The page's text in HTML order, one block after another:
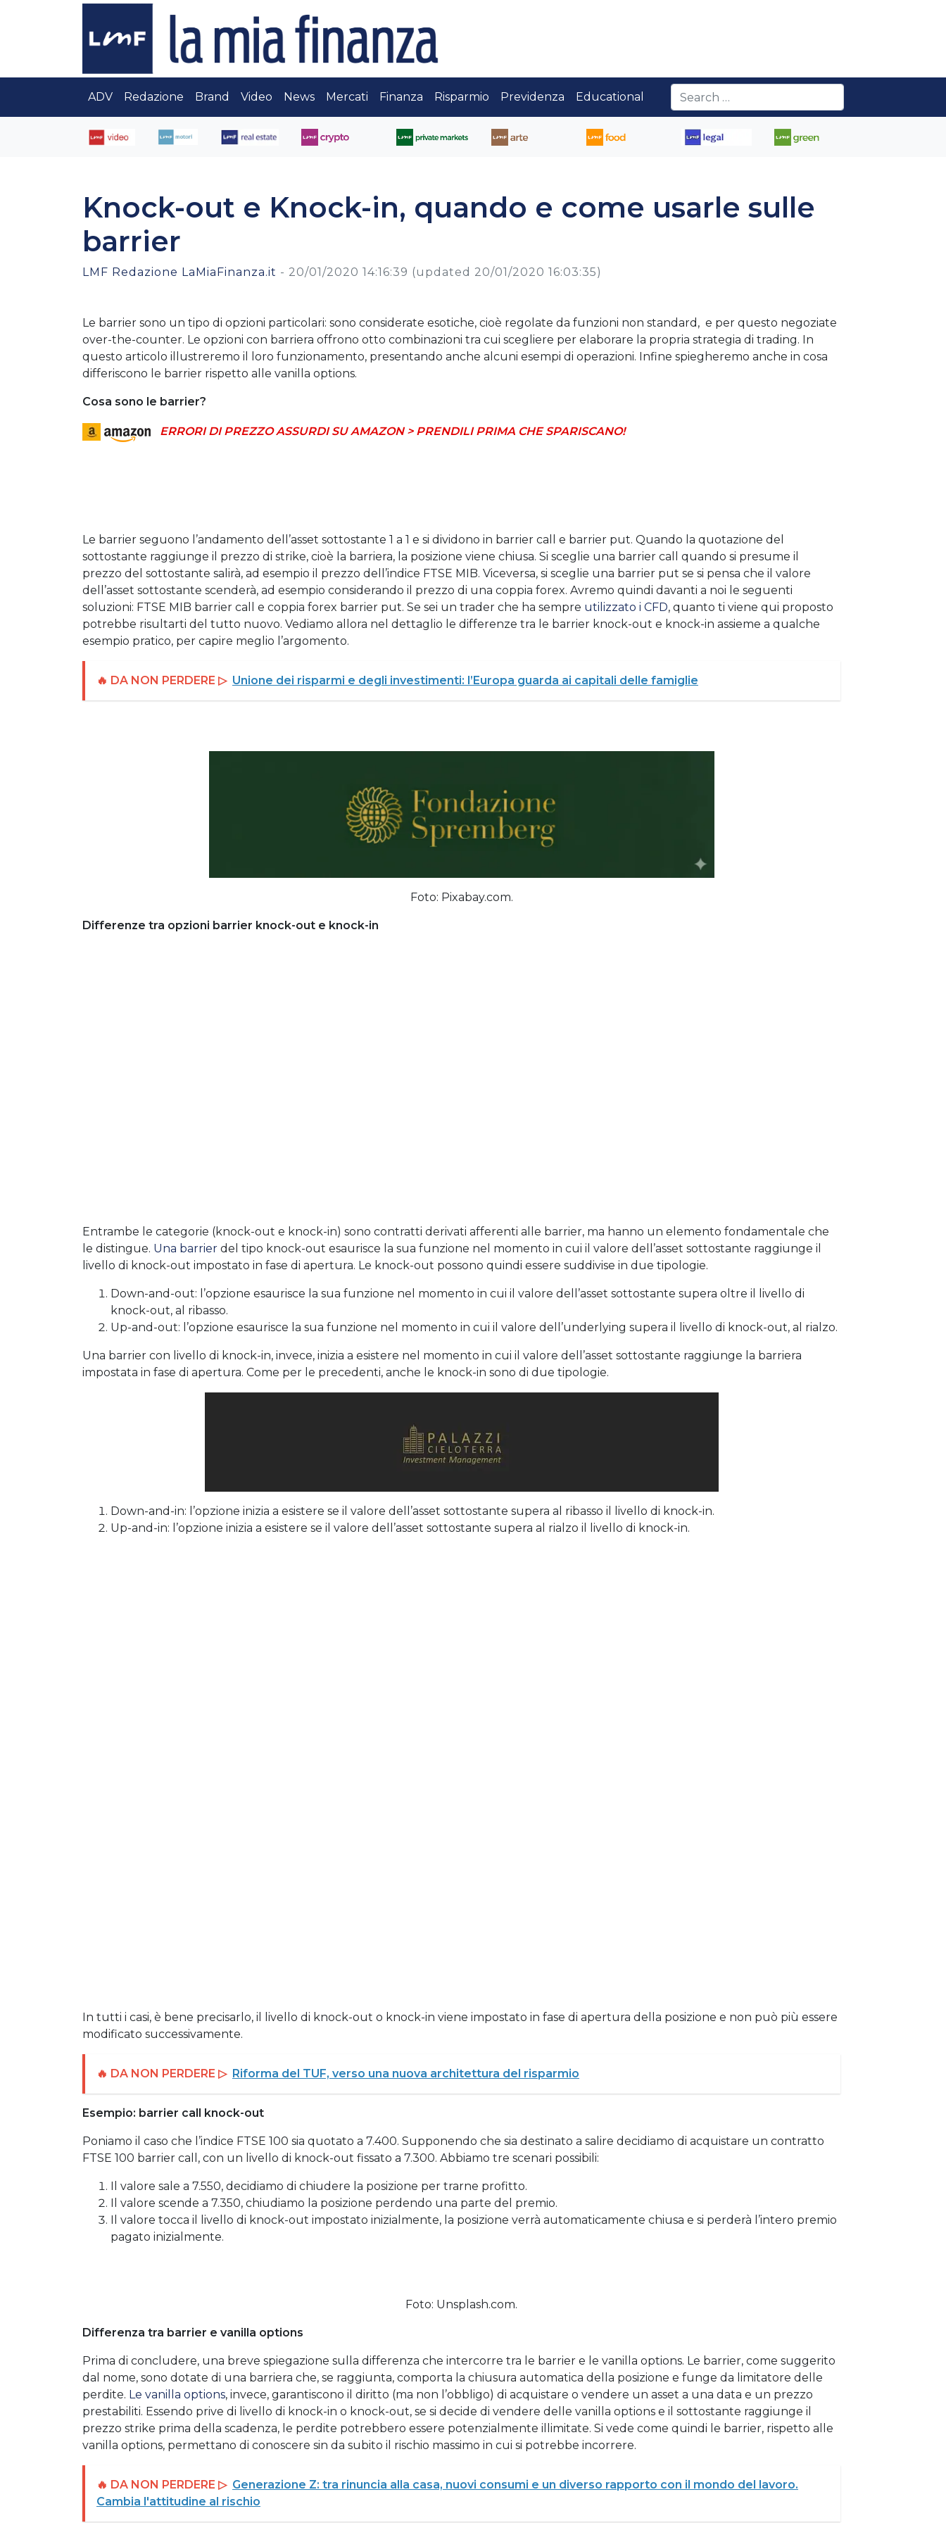
ADV Redazione Brand Video News Mercati Finanza Risparmio Previdenza Educational
Knock-out e Knock-in, quando e come usarle sulle
barrier
LMF Redazione LaMiaFinanza.it - 20/01/2020 14:16:39 (updated 20/01/2020 16:03:35)
Le barrier sono un tipo di opzioni particolari: sono considerate esotiche, cioè regolate da funzioni non standard, e per questo negoziate
over-the-counter. Le opzioni con barriera offrono otto combinazioni tra cui scegliere per elaborare la propria strategia di trading. In
questo articolo illustreremo il loro funzionamento, presentando anche alcuni esempi di operazioni. Infine spiegheremo anche in cosa
differiscono le barrier rispetto alle vanilla options.
Cosa sono le barrier?
ERRORI DI PREZZO ASSURDI SU AMAZON > PRENDILI PRIMA CHE SPARISCANO!
Le barrier seguono l’andamento dell’asset sottostante 1 a 1 e si dividono in barrier call e barrier put. Quando la quotazione del
sottostante raggiunge il prezzo di strike, cioè la barriera, la posizione viene chiusa. Si sceglie una barrier call quando si presume il
prezzo del sottostante salirà, ad esempio il prezzo dell’indice FTSE MIB. Viceversa, si sceglie una barrier put se si pensa che il valore
dell’asset sottostante scenderà, ad esempio considerando il prezzo di una coppia forex. Avremo quindi davanti a noi le seguenti
soluzioni: FTSE MIB barrier call e coppia forex barrier put. Se sei un trader che ha sempre utilizzato i CFD, quanto ti viene qui proposto
potrebbe risultarti del tutto nuovo. Vediamo allora nel dettaglio le differenze tra le barrier knock-out e knock-in assieme a qualche
esempio pratico, per capire meglio l’argomento.
🔥 DA NON PERDERE ▷ Unione dei risparmi e degli investimenti: l’Europa guarda ai capitali delle famiglie
Foto: Pixabay.com.
Differenze tra opzioni barrier knock-out e knock-in
Entrambe le categorie (knock-out e knock-in) sono contratti derivati afferenti alle barrier, ma hanno un elemento fondamentale che
le distingue. Una barrier del tipo knock-out esaurisce la sua funzione nel momento in cui il valore dell’asset sottostante raggiunge il
livello di knock-out impostato in fase di apertura. Le knock-out possono quindi essere suddivise in due tipologie.
Down-and-out: l’opzione esaurisce la sua funzione nel momento in cui il valore dell’asset sottostante supera oltre il livello di
knock-out, al ribasso.
Up-and-out: l’opzione esaurisce la sua funzione nel momento in cui il valore dell’underlying supera il livello di knock-out, al rialzo.
Una barrier con livello di knock-in, invece, inizia a esistere nel momento in cui il valore dell’asset sottostante raggiunge la barriera
impostata in fase di apertura. Come per le precedenti, anche le knock-in sono di due tipologie.
Down-and-in: l’opzione inizia a esistere se il valore dell’asset sottostante supera al ribasso il livello di knock-in.
Up-and-in: l’opzione inizia a esistere se il valore dell’asset sottostante supera al rialzo il livello di knock-in.
In tutti i casi, è bene precisarlo, il livello di knock-out o knock-in viene impostato in fase di apertura della posizione e non può più essere
modificato successivamente.
🔥 DA NON PERDERE ▷ Riforma del TUF, verso una nuova architettura del risparmio
Esempio: barrier call knock-out
Poniamo il caso che l’indice FTSE 100 sia quotato a 7.400. Supponendo che sia destinato a salire decidiamo di acquistare un contratto
FTSE 100 barrier call, con un livello di knock-out fissato a 7.300. Abbiamo tre scenari possibili:
Il valore sale a 7.550, decidiamo di chiudere la posizione per trarne profitto.
Il valore scende a 7.350, chiudiamo la posizione perdendo una parte del premio.
Il valore tocca il livello di knock-out impostato inizialmente, la posizione verrà automaticamente chiusa e si perderà l’intero premio
pagato inizialmente.
Foto: Unsplash.com.
Differenza tra barrier e vanilla options
Prima di concludere, una breve spiegazione sulla differenza che intercorre tra le barrier e le vanilla options. Le barrier, come suggerito
dal nome, sono dotate di una barriera che, se raggiunta, comporta la chiusura automatica della posizione e funge da limitatore delle
perdite. Le vanilla options, invece, garantiscono il diritto (ma non l’obbligo) di acquistare o vendere un asset a una data e un prezzo
prestabiliti. Essendo prive di livello di knock-in o knock-out, se si decide di vendere delle vanilla options e il sottostante raggiunge il
prezzo strike prima della scadenza, le perdite potrebbero essere potenzialmente illimitate. Si vede come quindi le barrier, rispetto alle
vanilla options, permettano di conoscere sin da subito il rischio massimo in cui si potrebbe incorrere.
🔥 DA NON PERDERE ▷ Generazione Z: tra rinuncia alla casa, nuovi consumi e un diverso rapporto con il mondo del lavoro.
Cambia l'attitudine al rischio